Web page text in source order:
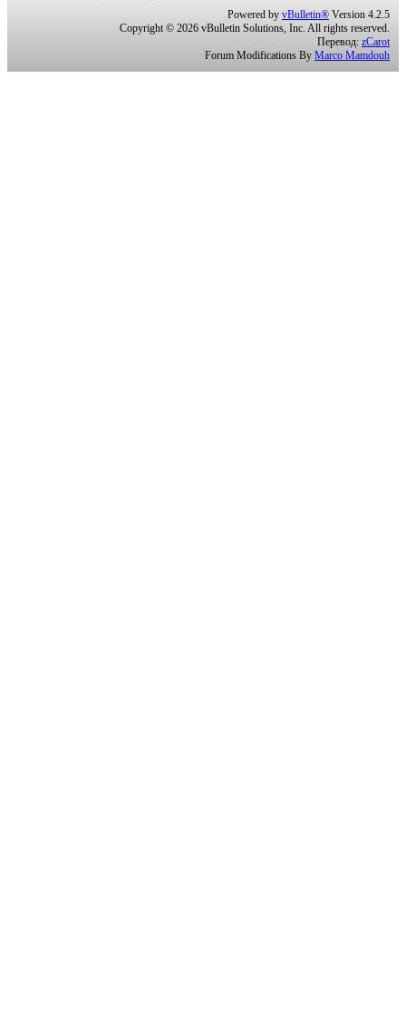
Powered by vBulletin® Version 4.2.5
Copyright © 2026 vBulletin Solutions, Inc. All rights reserved.
Перевод: zCarot
Forum Modifications By Marco Mamdouh